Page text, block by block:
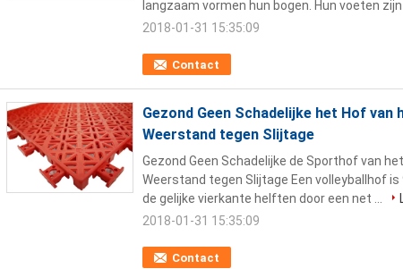
Contact
langzaam vormen hun bogen. Hun voeten zijn
2018-01-31 15:35:09
Gezond Geen Schadelijke het Hof
Weerstand tegen Slijtage
Contact
Gezond Geen Schadelijke de Sporthof van
Weerstand tegen Slijtage Een volleyballhof
de gelijke vierkante helften door een net ...
2018-01-31 15:35:09